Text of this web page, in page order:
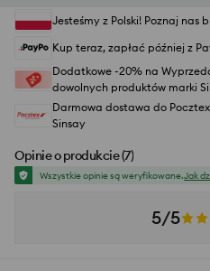
Jesteśmy z Polski! Poznaj nas
Kup teraz, zapłać później z
Dodatkowe -20% na
dowolnych produktów marki
Darmowa dostawa do
Sinsay
Opinie o produkcie(7)
Wszystkie opinie są weryfikowane.Jak
5/5